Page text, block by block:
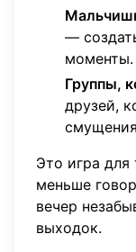
—
моменты.
Группы,
друзей,
Это игра для
меньше
вечер
выходок.